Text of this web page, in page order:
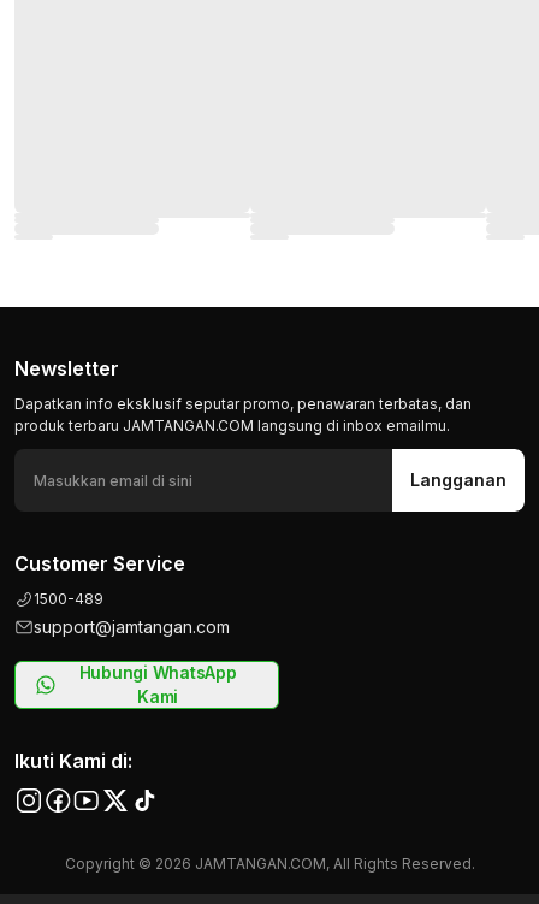
Newsletter
Dapatkan info eksklusif seputar promo, penawaran terbatas, dan
produk terbaru JAMTANGAN.COM langsung di inbox emailmu.
Langganan
Customer Service
1500-489
support@jamtangan.com
Hubungi WhatsApp
Kami
Ikuti Kami di:
Copyright © 2026 JAMTANGAN.COM, All Rights Reserved.